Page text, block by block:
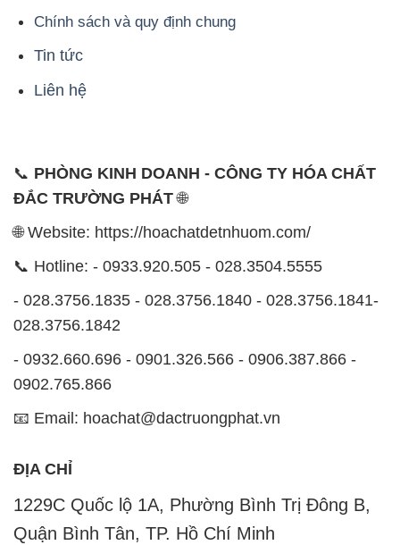
Chính sách và quy định chung
Tin tức
Liên hệ
📞 PHÒNG KINH DOANH - CÔNG TY HÓA CHẤT
ĐẮC TRƯỜNG PHÁT🌐
🌐 Website: https://hoachatdetnhuom.com/
📞 Hotline: - 0933.920.505 - 028.3504.5555
- 028.3756.1835 - 028.3756.1840 - 028.3756.1841-
028.3756.1842
- 0932.660.696 - 0901.326.566 - 0906.387.866 -
0902.765.866
📧 Email: hoachat@dactruongphat.vn
ĐỊA CHỈ
1229C Quốc lộ 1A, Phường Bình Trị Đông B,
Quận Bình Tân, TP. Hồ Chí Minh